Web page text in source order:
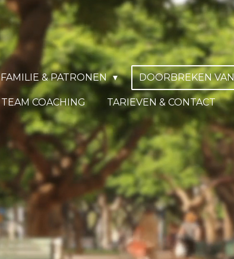
FAMILIE & PATRONEN DOORBREKEN
TEAM COACHING TARIEVEN & CONTACT